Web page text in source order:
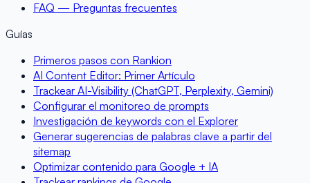
FAQ — Preguntas frecuentes
Guías
Primeros pasos con Rankion
AI Content Editor: Primer Artículo
Trackear AI-Visibility (ChatGPT, Perplexity, Gemini)
Configurar el monitoreo de prompts
Investigación de keywords con el Explorer
Generar sugerencias de palabras clave a partir del
sitemap
Optimizar contenido para Google + IA